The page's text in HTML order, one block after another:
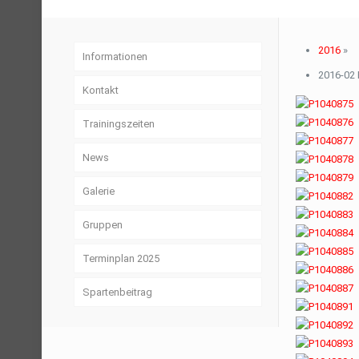
2016 »
2016-02
Informationen
Kontakt
Trainingszeiten
News
Galerie
Gruppen
Terminplan 2025
Spartenbeitrag